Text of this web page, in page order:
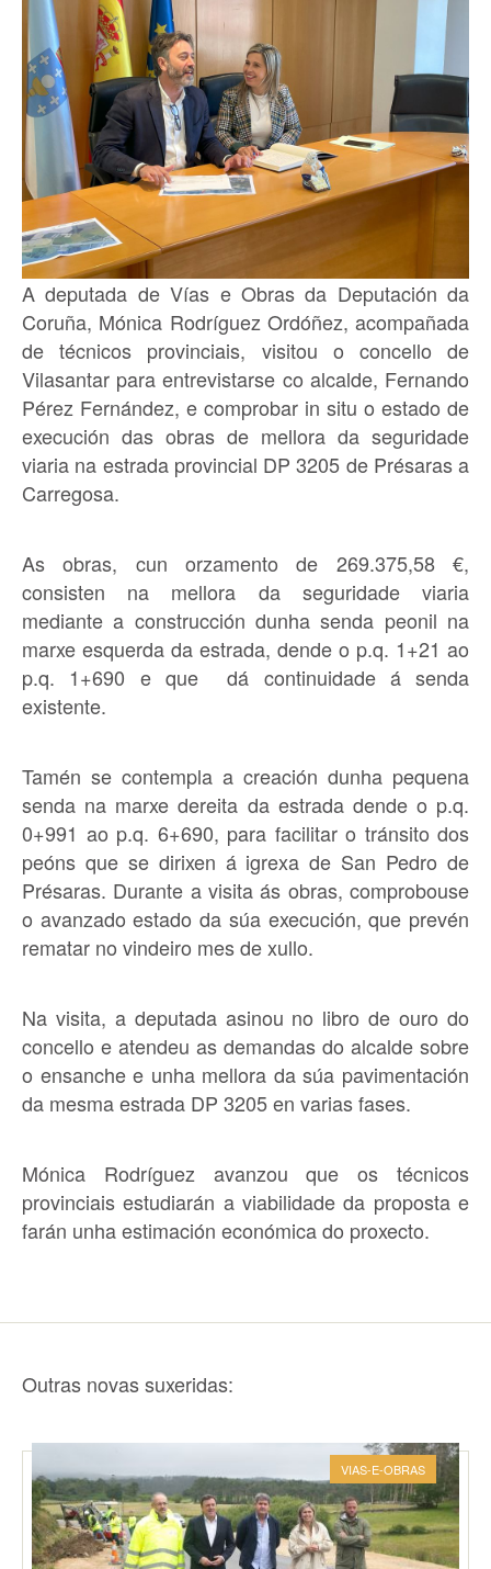
A deputada de Vías e Obras da Deputación da
Coruña, Mónica Rodríguez Ordóñez, acompañada
de técnicos provinciais, visitou o concello de
Vilasantar para entrevistarse co alcalde, Fernando
Pérez Fernández, e comprobar in situ o estado de
execución das obras de mellora da seguridade
viaria na estrada provincial DP 3205 de Présaras a
Carregosa.
As obras, cun orzamento de 269.375,58 €,
consisten na mellora da seguridade viaria
mediante a construcción dunha senda peonil na
marxe esquerda da estrada, dende o p.q. 1+21 ao
p.q. 1+690 e que dá continuidade á senda
existente.
Tamén se contempla a creación dunha pequena
senda na marxe dereita da estrada dende o p.q.
0+991 ao p.q. 6+690, para facilitar o tránsito dos
peóns que se dirixen á igrexa de San Pedro de
Présaras. Durante a visita ás obras, comprobouse
o avanzado estado da súa execución, que prevén
rematar no vindeiro mes de xullo.
Na visita, a deputada asinou no libro de ouro do
concello e atendeu as demandas do alcalde sobre
o ensanche e unha mellora da súa pavimentación
da mesma estrada DP 3205 en varias fases.
Mónica Rodríguez avanzou que os técnicos
provinciais estudiarán a viabilidade da proposta e
farán unha estimación económica do proxecto.
Outras novas suxeridas:
VIAS-E-OBRAS